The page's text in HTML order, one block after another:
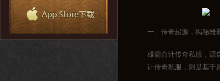
一、传奇起源，揭秘雄
雄霸合计传奇私服，源
计传奇私服，则是基于